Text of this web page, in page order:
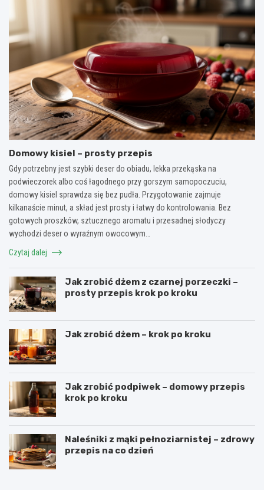
Domowy kisiel – prosty przepis
Gdy potrzebny jest szybki deser do obiadu, lekka przekąska na
podwieczorek albo coś łagodnego przy gorszym samopoczuciu,
domowy kisiel sprawdza się bez pudła. Przygotowanie zajmuje
kilkanaście minut, a skład jest prosty i łatwy do kontrolowania. Bez
gotowych proszków, sztucznego aromatu i przesadnej słodyczy
wychodzi deser o wyraźnym owocowym…
Czytaj dalej
Jak zrobić dżem z czarnej porzeczki –
prosty przepis krok po kroku
Jak zrobić dżem – krok po kroku
Jak zrobić podpiwek – domowy przepis
krok po kroku
Naleśniki z mąki pełnoziarnistej – zdrowy
przepis na co dzień